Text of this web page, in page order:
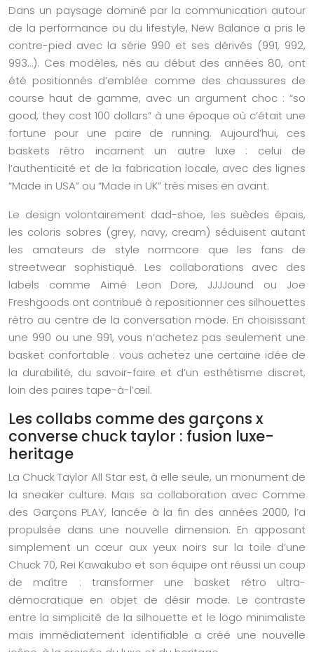
Dans un paysage dominé par la communication autour
de la performance ou du lifestyle, New Balance a pris le
contre-pied avec la série 990 et ses dérivés (991, 992,
993…). Ces modèles, nés au début des années 80, ont
été positionnés d’emblée comme des chaussures de
course haut de gamme, avec un argument choc : “so
good, they cost 100 dollars” à une époque où c’était une
fortune pour une paire de running. Aujourd’hui, ces
baskets rétro incarnent un autre luxe : celui de
l’authenticité et de la fabrication locale, avec des lignes
“Made in USA” ou “Made in UK” très mises en avant.
Le design volontairement dad-shoe, les suèdes épais,
les coloris sobres (grey, navy, cream) séduisent autant
les amateurs de style normcore que les fans de
streetwear sophistiqué. Les collaborations avec des
labels comme Aimé Leon Dore, JJJJound ou Joe
Freshgoods ont contribué à repositionner ces silhouettes
rétro au centre de la conversation mode. En choisissant
une 990 ou une 991, vous n’achetez pas seulement une
basket confortable : vous achetez une certaine idée de
la durabilité, du savoir-faire et d’un esthétisme discret,
loin des paires tape-à-l’œil.
Les collabs comme des garçons x
converse chuck taylor : fusion luxe-
heritage
La Chuck Taylor All Star est, à elle seule, un monument de
la sneaker culture. Mais sa collaboration avec Comme
des Garçons PLAY, lancée à la fin des années 2000, l’a
propulsée dans une nouvelle dimension. En apposant
simplement un cœur aux yeux noirs sur la toile d’une
Chuck 70, Rei Kawakubo et son équipe ont réussi un coup
de maître : transformer une basket rétro ultra-
démocratique en objet de désir mode. Le contraste
entre la simplicité de la silhouette et le logo minimaliste
mais immédiatement identifiable a créé une nouvelle